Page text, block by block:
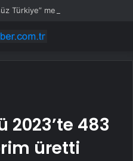
2023’te 483
üretti